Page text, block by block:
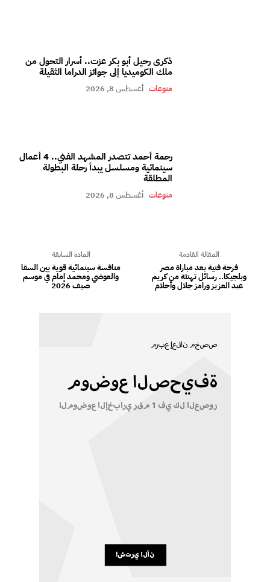
ذكرى رحيل أبو بكر عزت.. أسرار التحول من
ملك الكوميديا إلى جوائز الدراما الثقيلة
منوعات أغسطس 8, 2026
رحمة أحمد تتصدر المشهد الفني.. 4 أعمال
سينمائية ومسلسل يبدأ رحلة البطولة
المطلقة
منوعات أغسطس 8, 2026
المادة السابقة
منافسة سينمائية قوية بين السقا
والعوضي ومحمد إمام في موسم
صيف 2026
المقالة القادمة
فرحة فنية بعد مباراة مصر
وبلجيكا.. رسائل تهنئة من كريم
عبد العزيز ورامز جلال وأحلام